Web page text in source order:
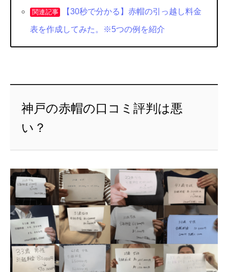
関連記事 【30秒で分かる】赤帽の引っ越し料金
表を作成してみた。※5つの例を紹介
神戸の赤帽の口コミ評判は悪
い？